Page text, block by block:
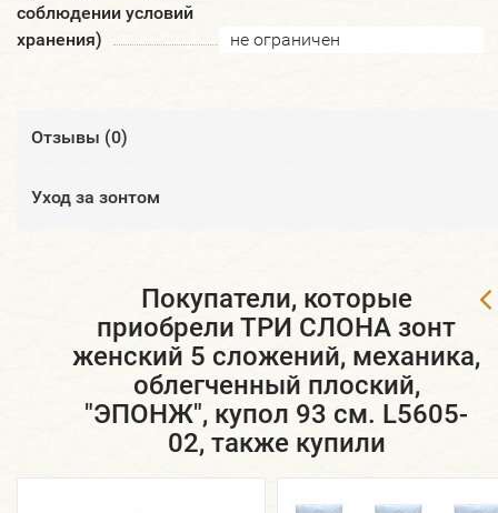
соблюдении условий
хранения)
не ограничен
Отзывы (0)
Уход за зонтом
Покупатели, которые
приобрели ТРИ СЛОНА зонт
женский 5 сложений, механика,
облегченный плоский,
"ЭПОНЖ", купол 93 см. L5605-
02, также купили